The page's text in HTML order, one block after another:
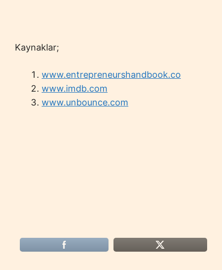
Kaynaklar;
www.entrepreneurshandbook.co
www.imdb.com
www.unbounce.com